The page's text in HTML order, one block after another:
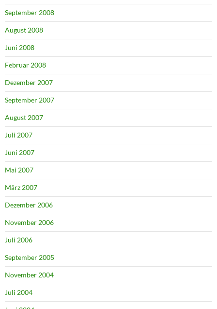
September 2008
August 2008
Juni 2008
Februar 2008
Dezember 2007
September 2007
August 2007
Juli 2007
Juni 2007
Mai 2007
März 2007
Dezember 2006
November 2006
Juli 2006
September 2005
November 2004
Juli 2004